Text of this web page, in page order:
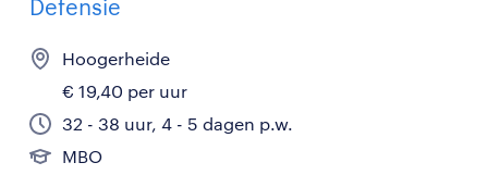
Defensie
Hoogerheide
€ 19,40 per uur
32 - 38 uur, 4 - 5 dagen p.w.
MBO